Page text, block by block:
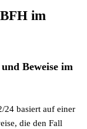
im
Beweise im
24 basiert auf einer
die den Fall